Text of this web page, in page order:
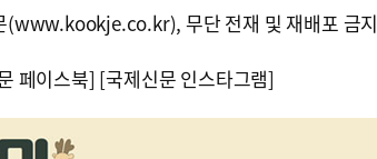
무단 전재 및 재배포 금지
페이스북] [국제신문 인스타그램]